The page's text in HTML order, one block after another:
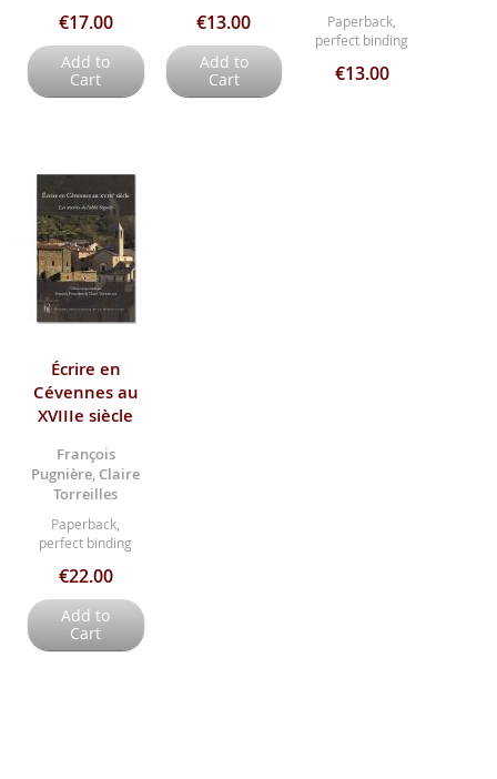
€17.00
Add to
Cart
€13.00
Add to
Cart
Paperback,
perfect binding
€13.00
Écrire en
Cévennes au
XVIIIe siècle
François
Pugnière, Claire
Torreilles
Paperback,
perfect binding
€22.00
Add to
Cart